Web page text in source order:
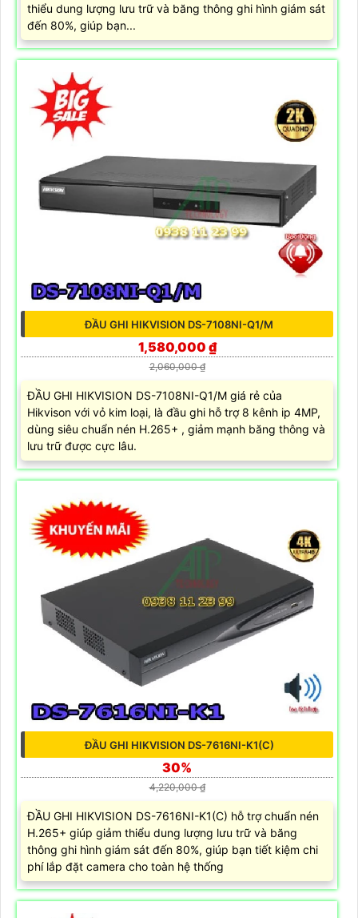
thiểu dung lượng lưu trữ và băng thông ghi hình giám sát
đến 80%, giúp bạn...
ĐẦU GHI HIKVISION DS-7108NI-Q1/M
1,580,000 ₫
2,060,000 ₫
ĐẦU GHI HIKVISION DS-7108NI-Q1/M giá rẻ của
Hikvison với vỏ kim loại, là đầu ghi hỗ trợ 8 kênh ip 4MP,
dùng siêu chuẩn nén H.265+ , giảm mạnh băng thông và
lưu trữ được cực lâu.
ĐẦU GHI HIKVISION DS-7616NI-K1(C)
30%
4,220,000 ₫
ĐẦU GHI HIKVISION DS-7616NI-K1(C) hỗ trợ chuẩn nén
H.265+ giúp giảm thiểu dung lượng lưu trữ và băng
thông ghi hình giám sát đến 80%, giúp bạn tiết kiệm chi
phí lắp đặt camera cho toàn hệ thống